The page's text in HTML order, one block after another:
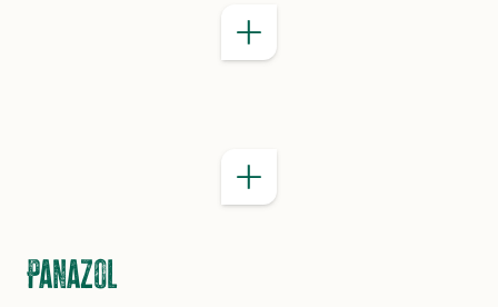
BON À SAVOIR
Panazol